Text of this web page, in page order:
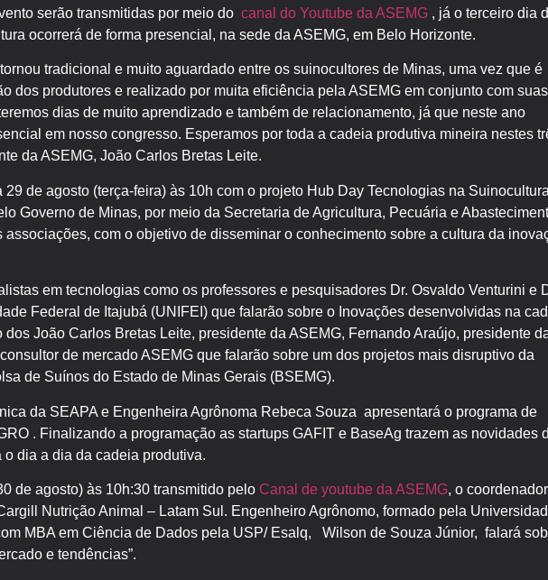
serão transmitidas por meio do canal do Youtube da ASEMG , já o terceiro dia
ocorrerá de forma presencial, na sede da ASEMG, em Belo Horizonte.
tradicional e muito aguardado entre os suinocultores de Minas, uma vez que é
dos produtores e realizado por muita eficiência pela ASEMG em conjunto com suas
dias de muito aprendizado e também de relacionamento, já que neste ano
em nosso congresso. Esperamos por toda a cadeia produtiva mineira nestes
da ASEMG, João Carlos Bretas Leite.
29 de agosto (terça-feira) às 10h com o projeto Hub Day Tecnologias na
Governo de Minas, por meio da Secretaria de Agricultura, Pecuária e
associações, com o objetivo de disseminar o conhecimento sobre a cultura da
em tecnologias como os professores e pesquisadores Dr. Osvaldo Venturini e
Federal de Itajubá (UNIFEI) que falarão sobre o Inovações desenvolvidas na
João Carlos Bretas Leite, presidente da ASEMG, Fernando Araújo, presidente
de mercado ASEMG que falarão sobre um dos projetos mais disruptivo da
de Suínos do Estado de Minas Gerais (BSEMG).
da SEAPA e Engenheira Agrônoma Rebeca Souza apresentará o programa de
. Finalizando a programação as startups GAFIT e BaseAg trazem as novidades
dia a dia da cadeia produtiva.
de agosto) às 10h:30 transmitido pelo Canal de youtube da ASEMG, o
Nutrição Animal – Latam Sul. Engenheiro Agrônomo, formado pela
MBA em Ciência de Dados pela USP/ Esalq, Wilson de Souza Júnior, falará
e tendências”.